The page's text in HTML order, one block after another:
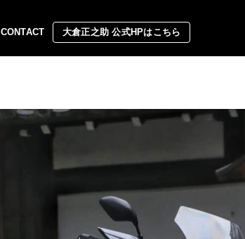
CONTACT 大倉正之助 公式HPはこちら